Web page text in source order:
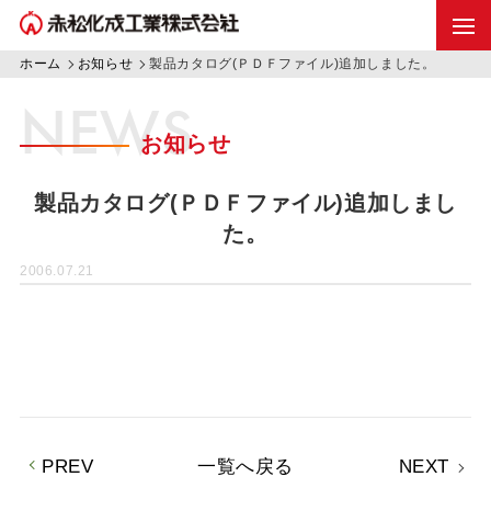
ホーム お知らせ 製品カタログ(ＰＤＦファイル)追加しました。
NEWS
お知らせ
製品カタログ(ＰＤＦファイル)追加しまし
た。
2006.07.21
PREV 一覧へ戻る NEXT